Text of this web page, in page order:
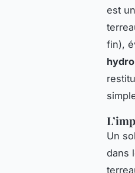
est
fin),
Un
dans